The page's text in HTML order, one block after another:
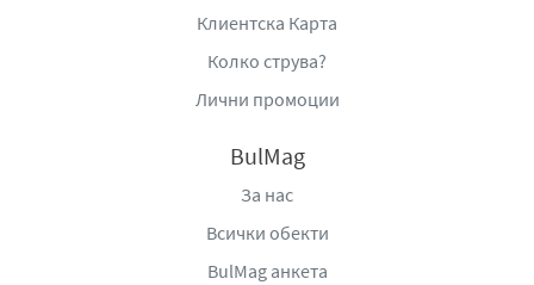
Клиентска Карта
Колко струва?
Лични промоции
BulMag
За нас
Всички обекти
BulMag анкета